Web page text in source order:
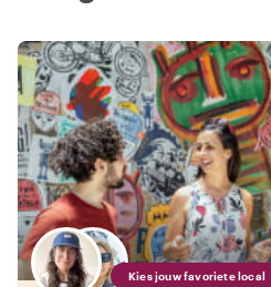
Kies jouw favoriete local